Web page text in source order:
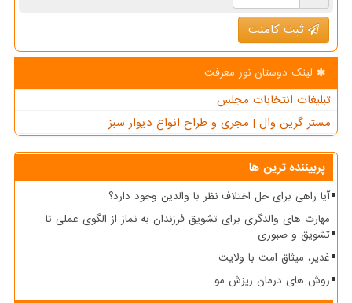
ثبت کامنت
لینک دوستان نور معرفت
تبلیغات انتخابات مجلس
مستر گرین وال | مجری و طراح انواع دیوار سبز
پربیننده ترین ها
آیا راهی برای حل اختلاف نظر با والدین وجود دارد؟
مهارت های والدگری برای تشویق فرزندان به نماز از الگوی عملی تا
تشویق و صبوری
غدیر، میثاق امت با ولایت
روش های درمان ریزش مو